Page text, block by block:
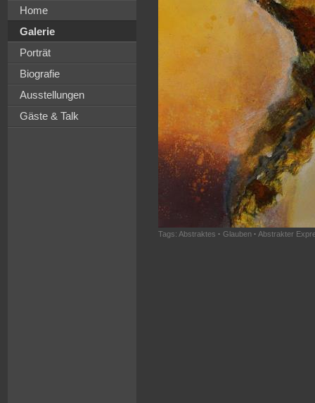
Home
Galerie
Porträt
Biografie
Ausstellungen
Gäste & Talk
Tags: Abstraktes · Glauben · Abstrakter